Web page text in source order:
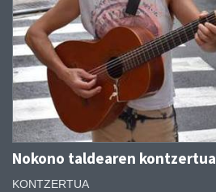
Nokono taldearen kontzertua
KONTZERTUA